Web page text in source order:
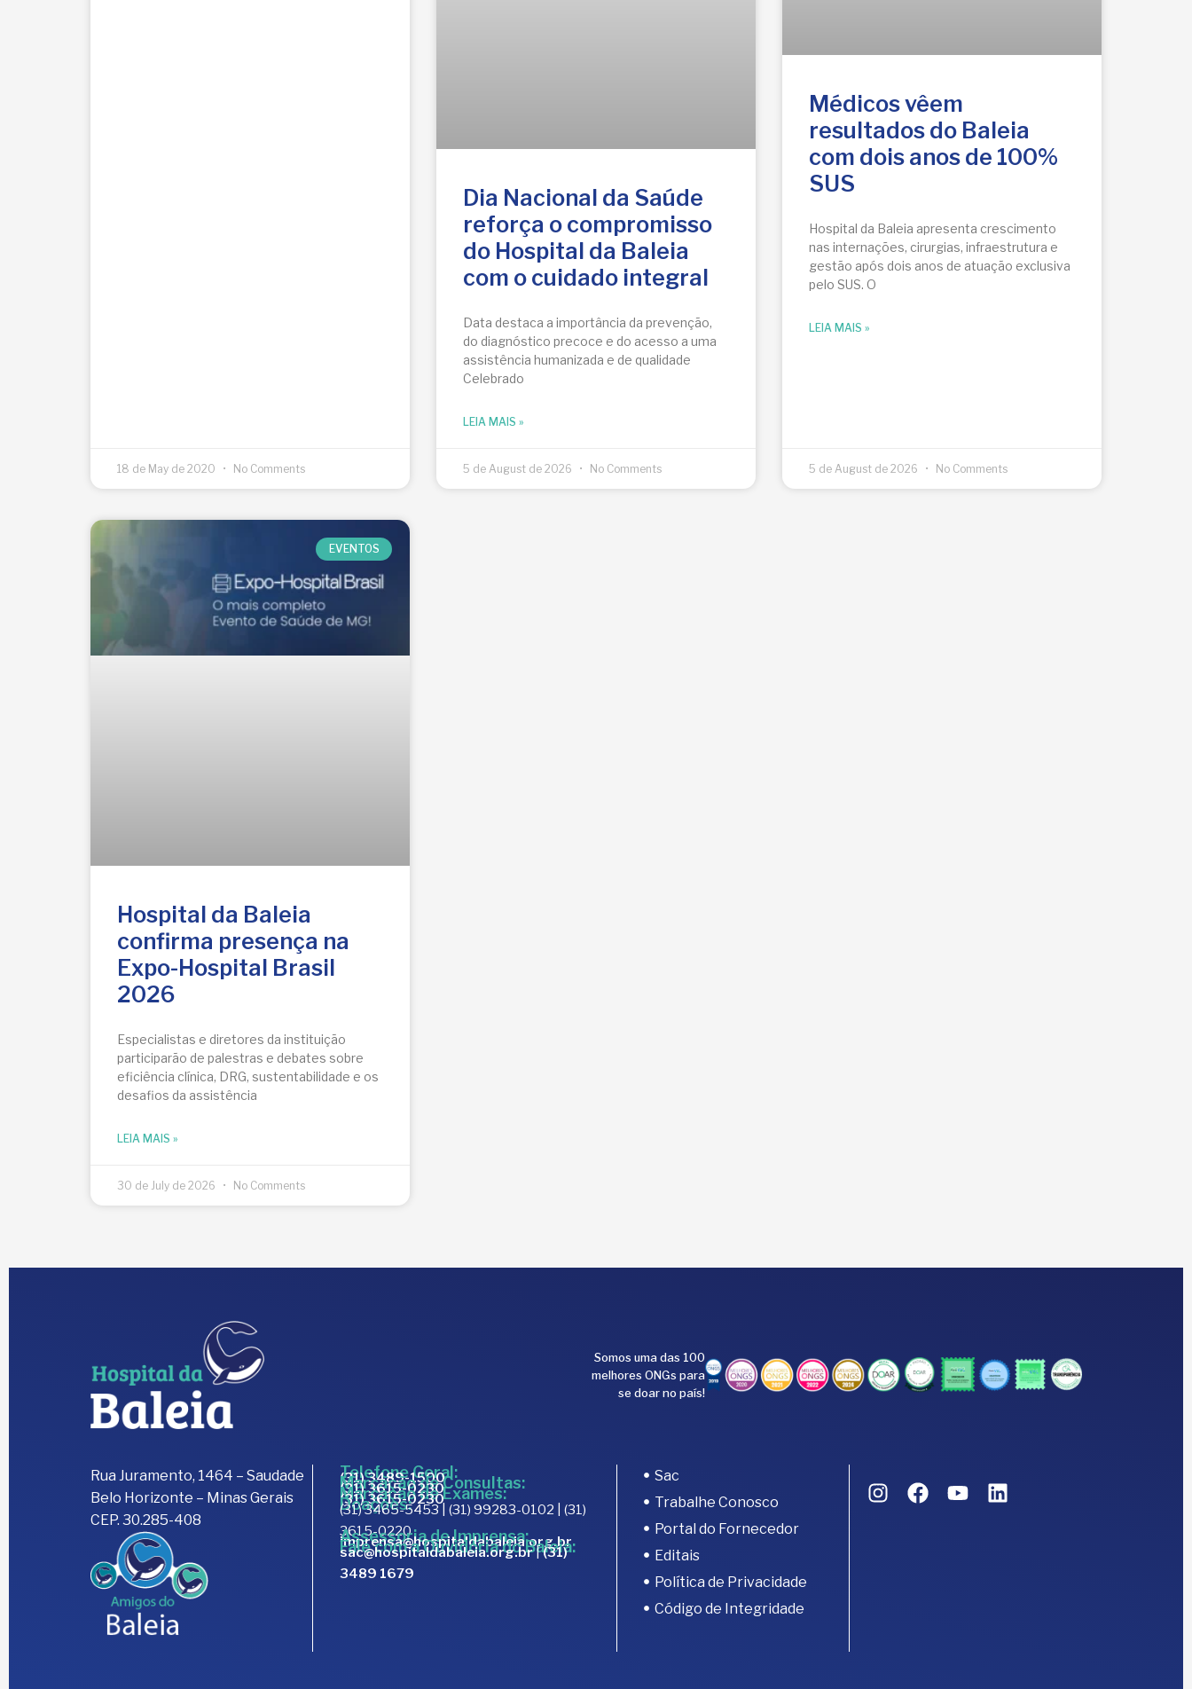
18 de May de 2020 No Comments
Dia Nacional da Saúde
reforça o compromisso
do Hospital da Baleia
com o cuidado integral
Data destaca a importância da prevenção,
do diagnóstico precoce e do acesso a uma
assistência humanizada e de qualidade
Celebrado
LEIA MAIS »
5 de August de 2026 No Comments
Médicos vêem
resultados do Baleia
com dois anos de 100%
SUS
Hospital da Baleia apresenta crescimento
nas internações, cirurgias, infraestrutura e
gestão após dois anos de atuação exclusiva
pelo SUS. O
LEIA MAIS »
5 de August de 2026 No Comments
EVENTOS
Hospital da Baleia
confirma presença na
Expo-Hospital Brasil
2026
Especialistas e diretores da instituição
participarão de palestras e debates sobre
eficiência clínica, DRG, sustentabilidade e os
desafios da assistência
LEIA MAIS »
30 de July de 2026 No Comments
Somos uma das 100
melhores ONGs para
se doar no país!
Rua Juramento, 1464 – Saudade
Belo Horizonte – Minas Gerais
CEP. 30.285-408
Telefone Geral:
(31) 3489-1500
Marcação de Consultas:
(31) 3615-0230
Marcação de Exames:
(31) 3615-0230
Doações:
(31) 3465-5453 | (31) 99283-0102 | (31)
3615-0220
Assessoria de Imprensa:
imprensa@hospitaldabaleia.org.br
Fale com a Ouvidoria do Baleia:
sac@hospitaldabaleia.org.br|(31)
3489 1679
Sac
Trabalhe Conosco
Portal do Fornecedor
Editais
Política de Privacidade
Código de Integridade